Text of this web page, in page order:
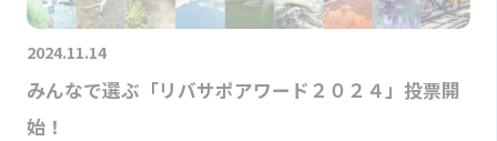
2024.11.14
みんなで選ぶ「リバサポアワード２０２４」投票開
始！